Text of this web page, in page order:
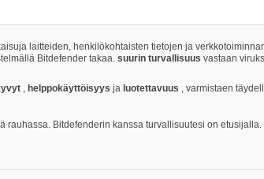
laitteiden, henkilökohtaisten tietojen ja
Bitdefender takaa. suurin turvallisuus vastaan
, helppokäyttöisyys ja luotettavuus , varmistaen
rauhassa. Bitdefenderin kanssa turvallisuutesi on etusijalla.